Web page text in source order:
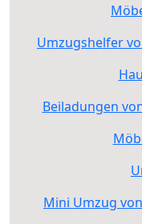
Umzugshelfer
Beiladungen
Mini Umzug